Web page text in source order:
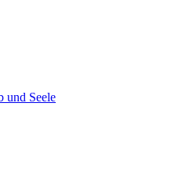
und Seele